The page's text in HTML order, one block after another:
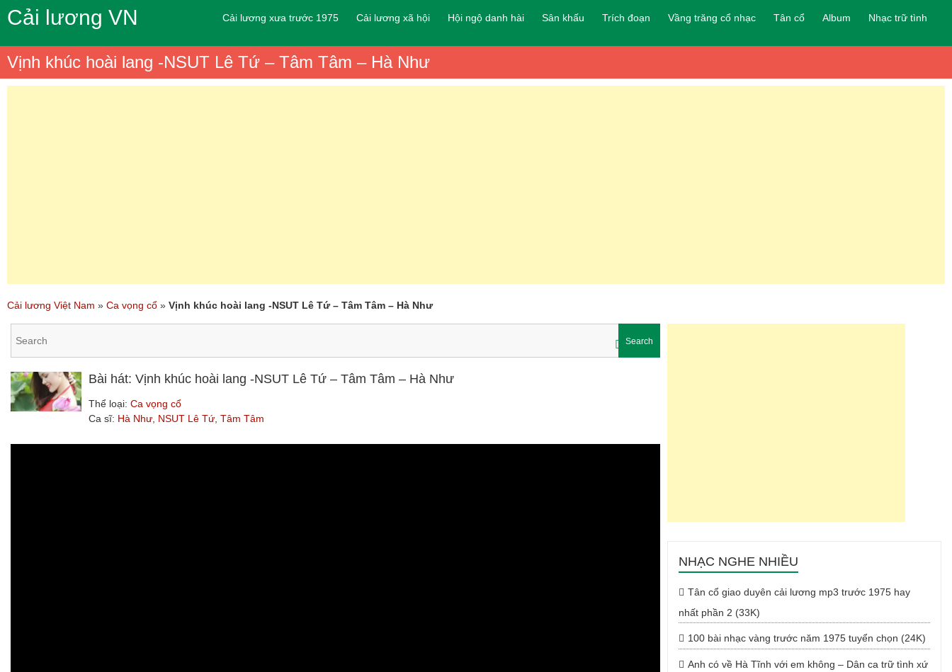
Cải lương VN Cải lương xưa trước 1975 Cải lương xã hội Hội ngộ danh hài Sân khấu Trích đoạn Vầng trăng cổ nhạc Tân cổ Album Nhạc trữ tình
Vịnh khúc hoài lang -NSUT Lê Tứ – Tâm Tâm – Hà Như
Cải lương Việt Nam » Ca vọng cổ » Vịnh khúc hoài lang -NSUT Lê Tứ – Tâm Tâm – Hà Như
Search
Bài hát: Vịnh khúc hoài lang -NSUT Lê Tứ – Tâm Tâm – Hà Như
Thể loại:Ca vọng cổ
Ca sĩ: Hà Như NSUT Lê Tứ ,Tâm Tâm
NHẠC NGHE NHIỀU
Tân cổ giao duyên cải lương mp3 trước 1975 hay
nhất phần 2 (33K)
100 bài nhạc vàng trước năm 1975 tuyển chọn (24K)
Anh có về Hà Tĩnh với em không – Dân ca trữ tình xứ